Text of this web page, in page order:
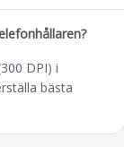
DPI) i
bästa